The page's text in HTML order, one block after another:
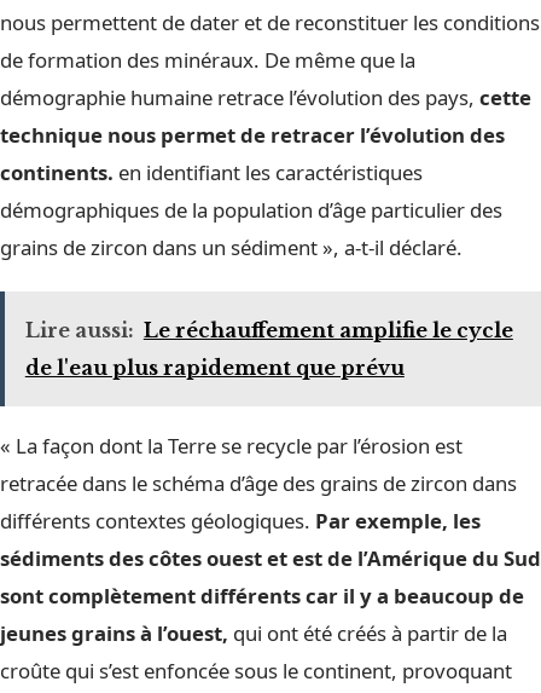
nous permettent de dater et de reconstituer les conditions
de formation des minéraux. De même que la
démographie humaine retrace l’évolution des pays, cette
technique nous permet de retracer l’évolution des
continents. en identifiant les caractéristiques
démographiques de la population d’âge particulier des
grains de zircon dans un sédiment », a-t-il déclaré.
Lire aussi: Le réchauffement amplifie le cycle
de l'eau plus rapidement que prévu
« La façon dont la Terre se recycle par l’érosion est
retracée dans le schéma d’âge des grains de zircon dans
différents contextes géologiques. Par exemple, les
sédiments des côtes ouest et est de l’Amérique du Sud
sont complètement différents car il y a beaucoup de
jeunes grains à l’ouest, qui ont été créés à partir de la
croûte qui s’est enfoncée sous le continent, provoquant